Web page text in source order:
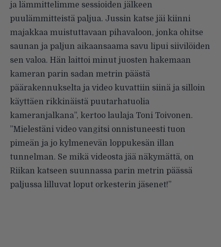
ja lämmittelimme sessioiden jälkeen
puulämmitteistä paljua. Jussin katse jäi kiinni
majakkaa muistuttavaan pihavaloon, jonka ohitse
saunan ja paljun aikaansaama savu lipui siivilöiden
sen valoa. Hän laittoi minut juosten hakemaan
kameran parin sadan metrin päästä
päärakennukselta ja video kuvattiin siinä ja silloin
käyttäen rikkinäistä puutarhatuolia
kameranjalkana”, kertoo laulaja Toni Toivonen.
”Mielestäni video vangitsi onnistuneesti tuon
pimeän ja jo kylmenevän loppukesän illan
tunnelman. Se mikä videosta jää näkymättä, on
Riikan katseen suunnassa parin metrin päässä
paljussa lilluvat loput orkesterin jäsenet!”